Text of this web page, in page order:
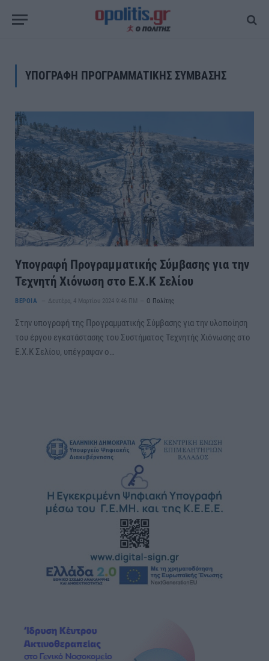
ΥΠΟΓΡΑΦΗ ΠΡΟΓΡΑΜΜΑΤΙΚΗΣ ΣΥΜΒΑΣΗΣ
Υπογραφή Προγραμματικής Σύμβασης για την
Τεχνητή Χιόνωση στο Ε.Χ.Κ Σελίου
ΒΕΡΟΙΑ Δευτέρα, 4 Μαρτίου 2024 9:46 ΠΜ Ο Πολίτης
Στην υπογραφή της Προγραμματικής Σύμβασης για την υλοποίηση
του έργου εγκατάστασης του Συστήματος Τεχνητής Χιόνωσης στο
Ε.Χ.Κ Σελίου, υπέγραψαν ο…